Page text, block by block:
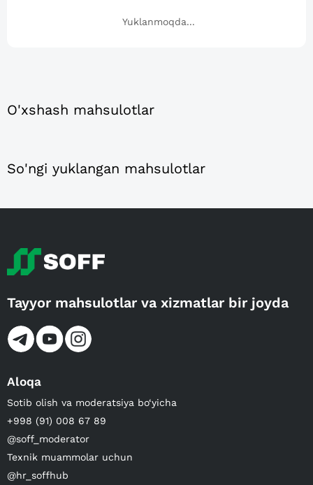
Yuklanmoqda...
O'xshash mahsulotlar
So'ngi yuklangan mahsulotlar
Tayyor mahsulotlar va xizmatlar bir joyda
Aloqa
Sotib olish va moderatsiya bo‘yicha
+998 (91) 008 67 89
@soff_moderator
Texnik muammolar uchun
@hr_soffhub